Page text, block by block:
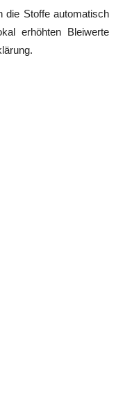
die Stoffe automatisch
erhöhten Bleiwerte